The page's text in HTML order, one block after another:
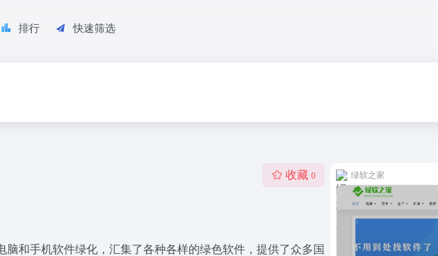
排行 快速筛选
收藏 0
和手机软件绿化，汇集了各种各样的绿色软件，提供了众多国
绿软之家